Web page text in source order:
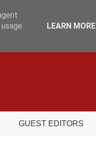
GUEST EDITORS
LEARN MORE